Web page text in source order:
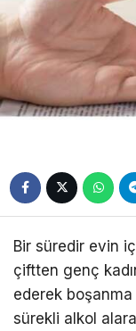
Bir süredir evin
çiftten genç
ederek boşanma
sürekli alkol